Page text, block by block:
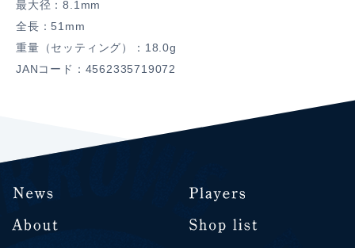
最大径：8.1mm
全長：51mm
重量（セッティング）：18.0g
JANコード：4562335719072